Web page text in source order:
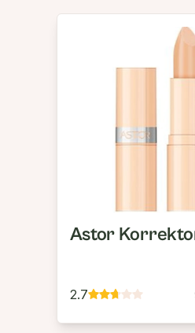
Astor
2.7